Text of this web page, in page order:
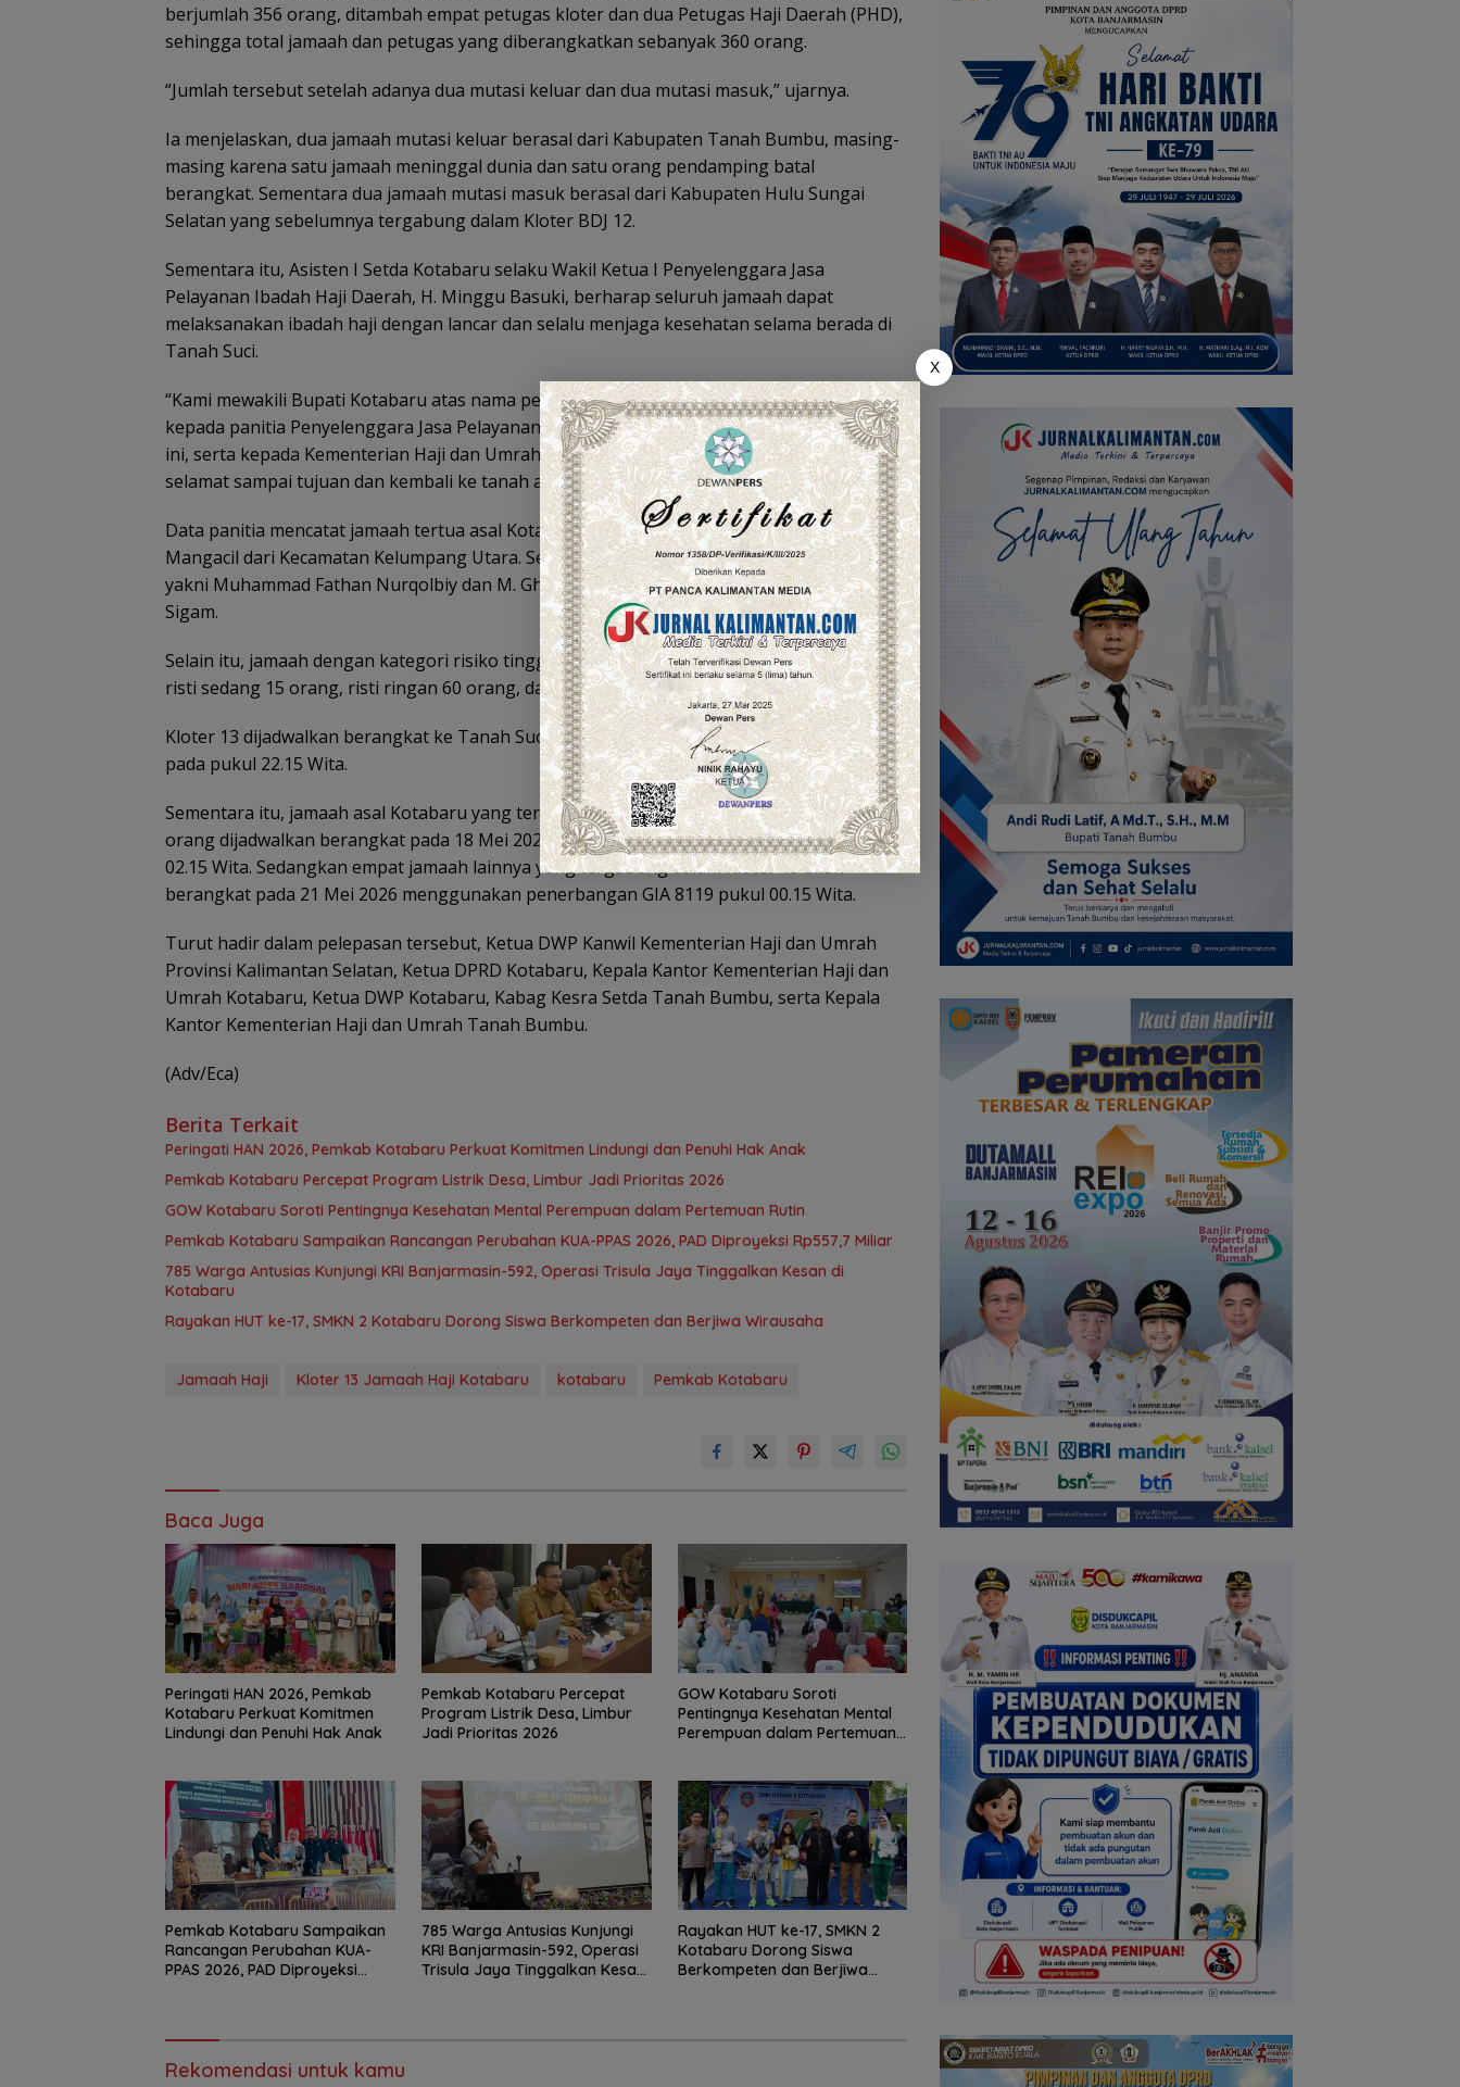
berjumlah 356 orang, ditambah empat petugas kloter dan dua Petugas Haji Daerah (PHD),
sehingga total jamaah dan petugas yang diberangkatkan sebanyak 360 orang.
“Jumlah tersebut setelah adanya dua mutasi keluar dan dua mutasi masuk,” ujarnya.
Ia menjelaskan, dua jamaah mutasi keluar berasal dari Kabupaten Tanah Bumbu, masing-
masing karena satu jamaah meninggal dunia dan satu orang pendamping batal
berangkat. Sementara dua jamaah mutasi masuk berasal dari Kabupaten Hulu Sungai
Selatan yang sebelumnya tergabung dalam Kloter BDJ 12.
Sementara itu, Asisten I Setda Kotabaru selaku Wakil Ketua I Penyelenggara Jasa
Pelayanan Ibadah Haji Daerah, H. Minggu Basuki, berharap seluruh jamaah dapat
melaksanakan ibadah haji dengan lancar dan selalu menjaga kesehatan selama berada di
Tanah Suci.
“Kami mewakili Bupati Kotabaru atas nama pemerintah daerah mengucapkan terima kasih
kepada panitia Penyelenggara Jasa Pelayanan Ibadah Haji Daerah yang bertugas tahun
ini, serta kepada Kementerian Haji dan Umrah. Semoga jamaah yang berangkat tahun ini
selamat sampai tujuan dan kembali ke tanah air menjadi haji yang mabrur,” ucapnya.
Data panitia mencatat jamaah tertua asal Kotabaru berusia 87 tahun atas nama Norma
Mangacil dari Kecamatan Kelumpang Utara. Sementara jamaah termuda berusia 18 tahun
yakni Muhammad Fathan Nurqolbiy dan M. Ghozy Rahmatullah dari Kecamatan Pulau Laut
Sigam.
Selain itu, jamaah dengan kategori risiko tinggi (risti) berat tercatat sebanyak 131 orang,
risti sedang 15 orang, risti ringan 60 orang, dan tidak risti sebanyak 95 jamaah.
Kloter 13 dijadwalkan berangkat ke Tanah Suci menggunakan penerbangan GIA 8113
pada pukul 22.15 Wita.
Sementara itu, jamaah asal Kotabaru yang tergabung dalam Kloter 17 sebanyak empat
orang dijadwalkan berangkat pada 18 Mei 2026 dengan penerbangan GIA 8117 pukul
02.15 Wita. Sedangkan empat jamaah lainnya yang tergabung dalam Kloter 19 akan
berangkat pada 21 Mei 2026 menggunakan penerbangan GIA 8119 pukul 00.15 Wita.
Turut hadir dalam pelepasan tersebut, Ketua DWP Kanwil Kementerian Haji dan Umrah
Provinsi Kalimantan Selatan, Ketua DPRD Kotabaru, Kepala Kantor Kementerian Haji dan
Umrah Kotabaru, Ketua DWP Kotabaru, Kabag Kesra Setda Tanah Bumbu, serta Kepala
Kantor Kementerian Haji dan Umrah Tanah Bumbu.
(Adv/Eca)
Berita Terkait
Peringati HAN 2026, Pemkab Kotabaru Perkuat Komitmen Lindungi dan Penuhi Hak Anak
Pemkab Kotabaru Percepat Program Listrik Desa, Limbur Jadi Prioritas 2026
GOW Kotabaru Soroti Pentingnya Kesehatan Mental Perempuan dalam Pertemuan Rutin
Pemkab Kotabaru Sampaikan Rancangan Perubahan KUA-PPAS 2026, PAD Diproyeksi Rp557,7 Miliar
785 Warga Antusias Kunjungi KRI Banjarmasin-592, Operasi Trisula Jaya Tinggalkan Kesan di
Kotabaru
Rayakan HUT ke-17, SMKN 2 Kotabaru Dorong Siswa Berkompeten dan Berjiwa Wirausaha
Jamaah Haji Kloter 13 Jamaah Haji Kotabaru kotabaru Pemkab Kotabaru
Baca Juga
Peringati HAN 2026, Pemkab
Kotabaru Perkuat Komitmen
Lindungi dan Penuhi Hak Anak
Pemkab Kotabaru Percepat
Program Listrik Desa, Limbur
Jadi Prioritas 2026
GOW Kotabaru Soroti
Pentingnya Kesehatan Mental
Perempuan dalam Pertemuan
Pemkab Kotabaru Sampaikan
Rancangan Perubahan KUA-
PPAS 2026, PAD Diproyeksi
785 Warga Antusias Kunjungi
KRI Banjarmasin-592, Operasi
Trisula Jaya Tinggalkan Kesan
Rayakan HUT ke-17, SMKN 2
Kotabaru Dorong Siswa
Berkompeten dan Berjiwa
Rekomendasi untuk kamu
X